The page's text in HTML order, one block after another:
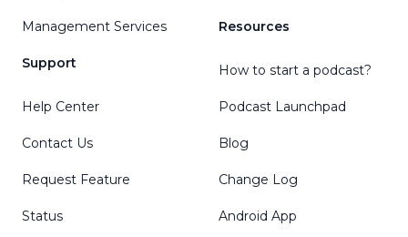
Management Services
Support
Help Center
Contact Us
Request Feature
Status
Resources
How to start a podcast?
Podcast Launchpad
Blog
Change Log
Android App